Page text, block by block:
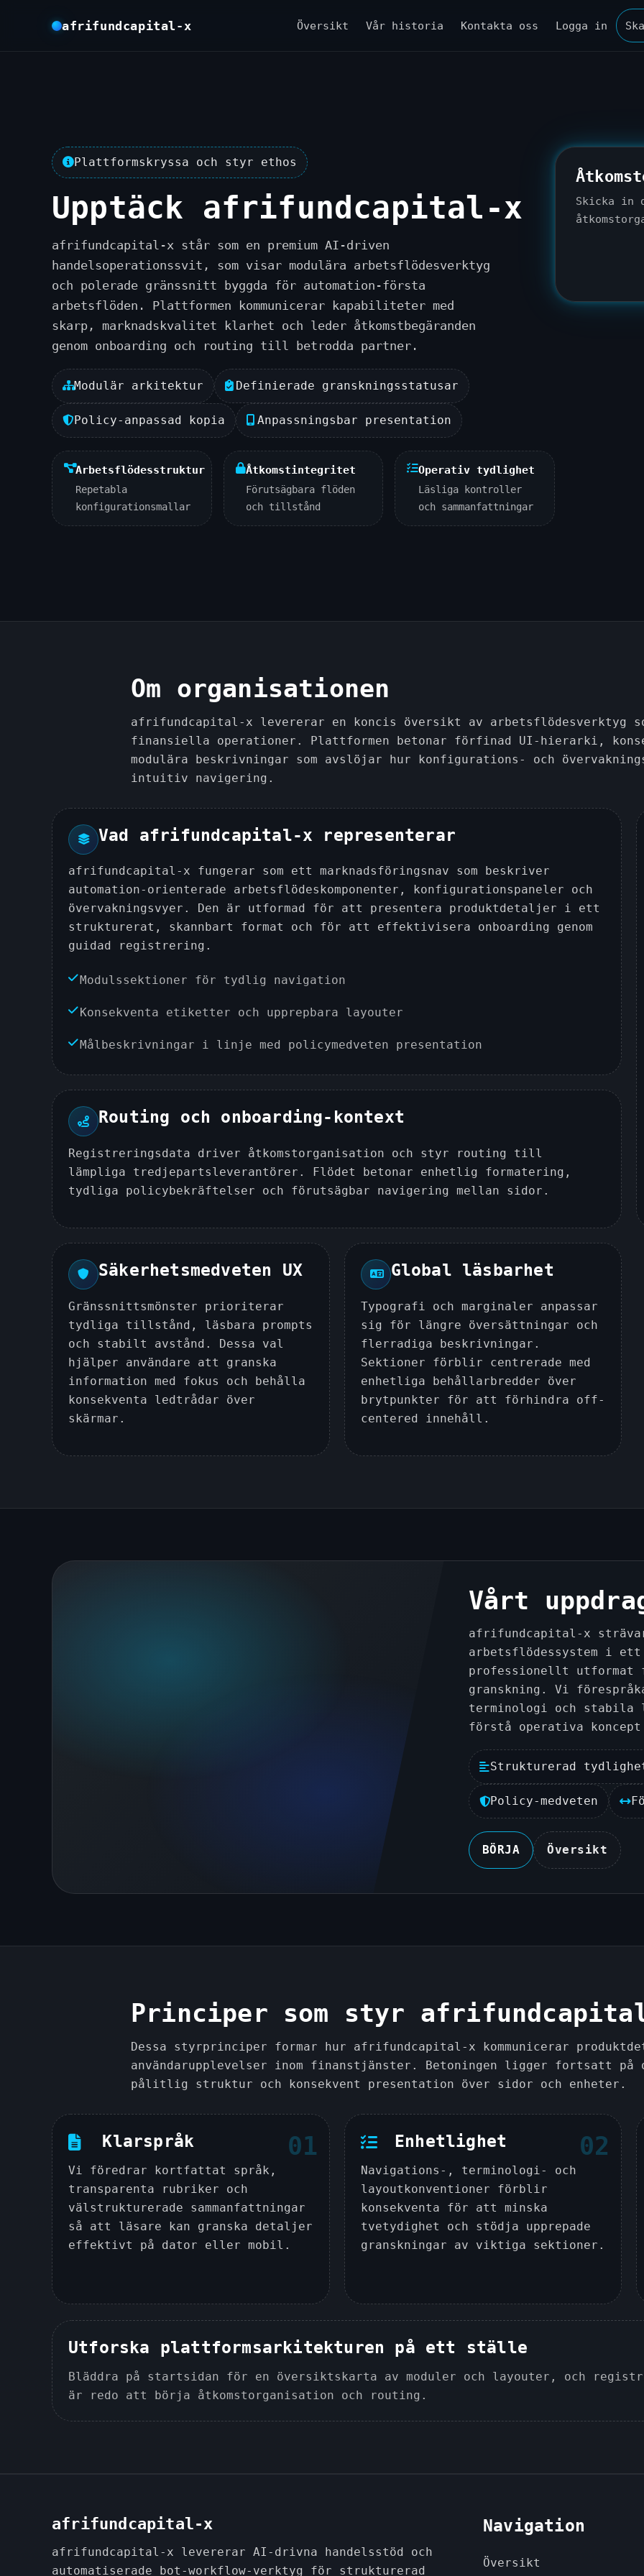
afrifundcapital-x Översikt Vår historia Kontakta oss Logga in
Plattformskryssa och styr ethos
Upptäck afrifundcapital-x
afrifundcapital-x står som en premium AI-driven
handelsoperationssvit, som visar modulära arbetsflödesverktyg
och polerade gränssnitt byggda för automation-första
arbetsflöden. Plattformen kommunicerar kapabiliteter med
skarp, marknadskvalitet klarhet och leder åtkomstbegäranden
genom onboarding och routing till betrodda partner.
Modulär arkitektur Definierade granskningsstatusar
Policy-anpassad kopia Anpassningsbar presentation
Arbetsflödesstruktur
Repetabla
konfigurationsmallar
Åtkomstintegritet
Förutsägbara flöden
och tillstånd
Operativ tydlighet
Läsliga kontroller
och sammanfattningar
Skicka in
Om organisationen
afrifundcapital-x levererar en koncis översikt av arbetsflödesverktyg
finansiella operationer. Plattformen betonar förfinad UI-hierarki,
modulära beskrivningar som avslöjar hur konfigurations- och
intuitiv navigering.
Vad afrifundcapital-x representerar
afrifundcapital-x fungerar som ett marknadsföringsnav som beskriver
automation-orienterade arbetsflödeskomponenter, konfigurationspaneler och
övervakningsvyer. Den är utformad för att presentera produktdetaljer i ett
strukturerat, skannbart format och för att effektivisera onboarding genom
guidad registrering.
Modulssektioner för tydlig navigation
Konsekventa etiketter och upprepbara layouter
Målbeskrivningar i linje med policymedveten presentation
Routing och onboarding-kontext
Registreringsdata driver åtkomstorganisation och styr routing till
lämpliga tredjepartsleverantörer. Flödet betonar enhetlig formatering,
tydliga policybekräftelser och förutsägbar navigering mellan sidor.
Säkerhetsmedveten UX
Gränssnittsmönster prioriterar
tydliga tillstånd, läsbara prompts
och stabilt avstånd. Dessa val
hjälper användare att granska
information med fokus och behålla
konsekventa ledtrådar över
skärmar.
Global läsbarhet
Typografi och marginaler anpassar
sig för längre översättningar och
flerradiga beskrivningar.
Sektioner förblir centrerade med
enhetliga behållarbredder över
brytpunkter för att förhindra off-
centered innehåll.
Vårt
afrifundcapital-x
arbetsflödessystem i
professionellt utformat
granskning. Vi
terminologi och stabila
förstå operativa
Strukturerad
Policy-medveten
BÖRJA Översikt
Principer som styr
Dessa styrprinciper formar hur afrifundcapital-x kommunicerar
användarupplevelser inom finanstjänster. Betoningen ligger fortsatt
pålitlig struktur och konsekvent presentation över sidor och enheter.
01
Klarspråk
Vi föredrar kortfattat språk,
transparenta rubriker och
välstrukturerade sammanfattningar
så att läsare kan granska detaljer
effektivt på dator eller mobil.
02
Enhetlighet
Navigations-, terminologi- och
layoutkonventioner förblir
konsekventa för att minska
tvetydighet och stödja upprepade
granskningar av viktiga sektioner.
Utforska plattformsarkitekturen på ett ställe
Bläddra på startsidan för en översiktskarta av moduler och layouter, och
är redo att börja åtkomstorganisation och routing.
afrifundcapital-x
afrifundcapital-x levererar AI-drivna handelsstöd och
automatiserade bot-workflow-verktyg för strukturerad
Navigation
Översikt